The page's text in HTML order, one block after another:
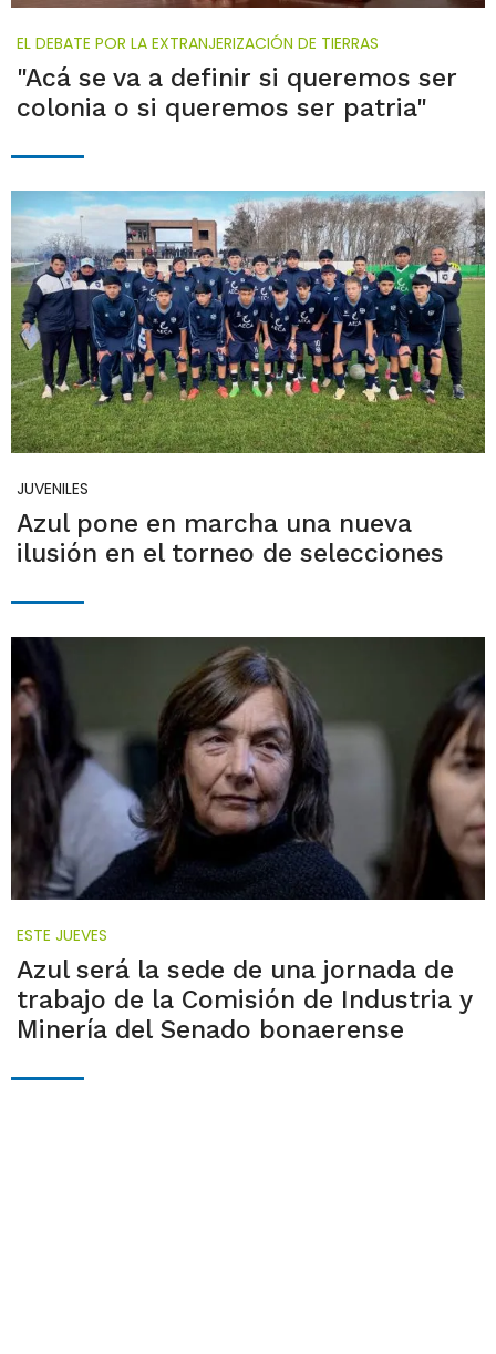
EL DEBATE POR LA EXTRANJERIZACIÓN DE TIERRAS
"Acá se va a definir si queremos ser
colonia o si queremos ser patria"
JUVENILES
Azul pone en marcha una nueva
ilusión en el torneo de selecciones
ESTE JUEVES
Azul será la sede de una jornada de
trabajo de la Comisión de Industria y
Minería del Senado bonaerense